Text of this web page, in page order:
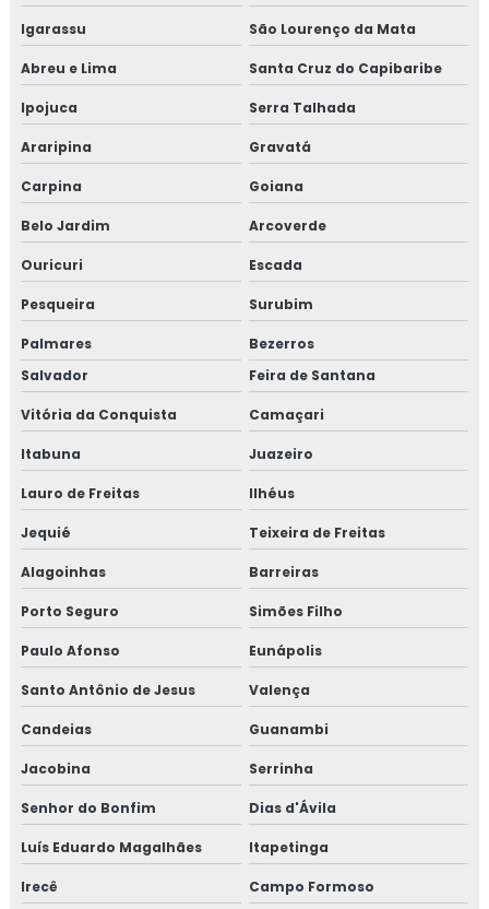
Igarassu São Lourenço da Mata
Abreu e Lima Santa Cruz do Capibaribe
Ipojuca Serra Talhada
Araripina Gravatá
Carpina Goiana
Belo Jardim Arcoverde
Ouricuri Escada
Pesqueira Surubim
Palmares
Bezerros
Salvador
Feira de Santana
Vitória da Conquista Camaçari
Itabuna Juazeiro
Lauro de Freitas Ilhéus
Jequié Teixeira de Freitas
Alagoinhas Barreiras
Porto Seguro Simões Filho
Paulo Afonso Eunápolis
Santo Antônio de Jesus Valença
Candeias Guanambi
Jacobina Serrinha
Senhor do Bonfim Dias d'Ávila
Luís Eduardo Magalhães Itapetinga
Irecê Campo Formoso